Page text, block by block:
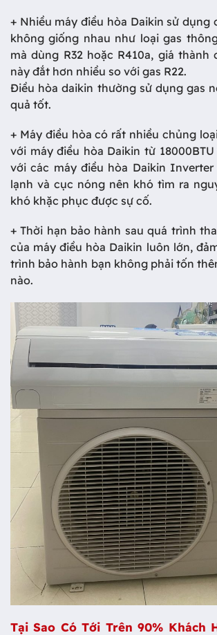
+ Nhiều máy điều hòa Daikin sử dụng
không giống nhau như loại gas
mà dùng R32 hoặc R410a, giá thành
này đắt hơn nhiều so với gas R22.
Điều hòa daikin thường sử dụng gas
quả tốt.
+ Máy điều hòa có rất nhiều chủng
với máy điều hòa Daikin từ
với các máy điều hòa Daikin
lạnh và cục nóng nên khó tìm ra
khó khặc phục được sự cố.
+ Thời hạn bảo hành sau quá trình
của máy điều hòa Daikin luôn lớn,
trình bảo hành bạn không phải tốn
nào.
Tại Sao Có Tới Trên 90% Khách